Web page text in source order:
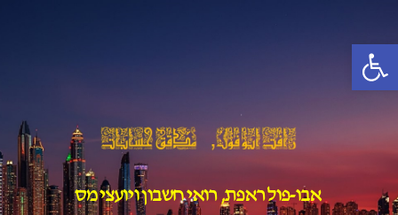
פתח סרגל נגישות
content
אבו-פול ראפת, רואי חשבון ויועצי מס